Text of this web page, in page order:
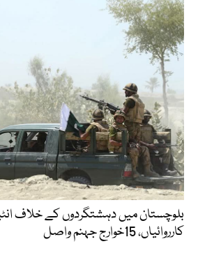
بلوچستان میں دہشتگردوں کے خلاف
کارروائیاں، 15خوارج جہنم واصل